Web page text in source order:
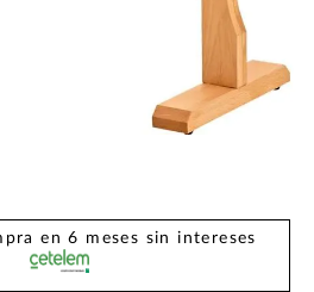
en 6 meses sin intereses